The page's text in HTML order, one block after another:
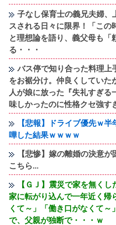
子なし保育士の義兄夫婦、
スされる日々に限界！「この
と理想論を語り、義父母も「
る・・・
バス停で知り合った料理上
をお裾分け。仲良くしていた
人が娘に放った『失礼すぎ
味しかったのに性格クセ強す
【悲報】ドライブ優先ｗ
嘩した結果ｗｗｗｗ
【悲惨】嫁の離婚の決意
こちら...
【ＧＪ】震災で家を無く
家に転がり込んで一年近く帰
くて～」「働き口がなくて～
で、父親が独断で・・・ｗ